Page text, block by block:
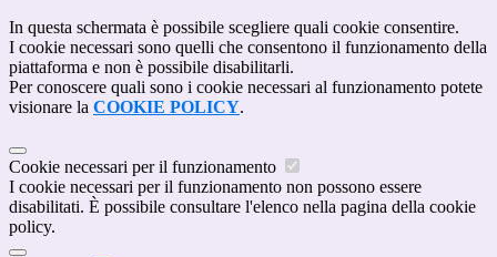
In questa schermata è possibile scegliere quali cookie consentire.
I cookie necessari sono quelli che consentono il funzionamento della
piattaforma e non è possibile disabilitarli.
Per conoscere quali sono i cookie necessari al funzionamento potete
visionare la COOKIE POLICY.
Cookie necessari per il funzionamento
I cookie necessari per il funzionamento non possono essere
disabilitati. È possibile consultare l'elenco nella pagina della cookie
policy.